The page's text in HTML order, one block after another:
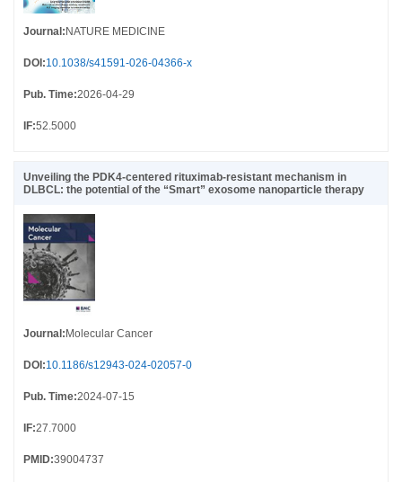
Journal:NATURE MEDICINE
DOI:10.1038/s41591-026-04366-x
Pub. Time:2026-04-29
IF:52.5000
Unveiling the PDK4-centered rituximab-resistant mechanism in
DLBCL: the potential of the “Smart” exosome nanoparticle therapy
Journal : Molecular Cancer
DOI :10.1186/s12943-024-02057-0
Pub. Time:2024-07-15
IF:27.7000
PMID:39004737